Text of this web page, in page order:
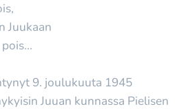
Juukaan
9. joulukuuta 1945
Juuan kunnassa Pielisen